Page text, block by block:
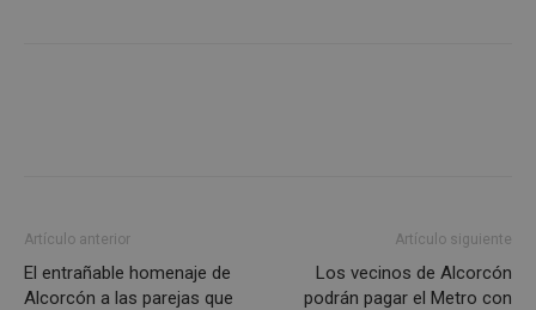
Artículo anterior
El entrañable homenaje de
Alcorcón a las parejas que
Artículo siguiente
Los vecinos de Alcorcón
podrán pagar el Metro con
PHPSESSID
alcorconhoy.com
Sesión